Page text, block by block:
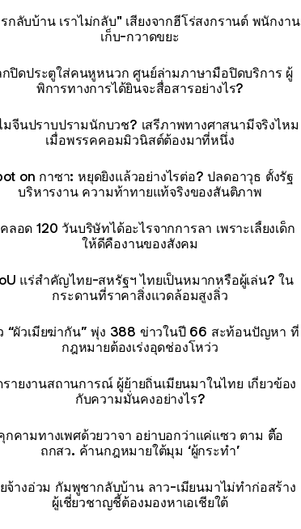
กลับบ้าน เราไม่กลับ" เสียงจากฮีโร่สงกรานต์ พนักงาน
เก็บ-กวาดขยะ
ปิดประตูใส่คนหูหนวก ศูนย์ล่ามภาษามือปิดบริการ ผู้
พิการทางการได้ยินจะสื่อสารอย่างไร?
มจีนปราบปรามนักบวช? เสรีภาพทางศาสนามีจริงไหม
เมื่อพรรคคอมมิวนิสต์ต้องมาที่หนึ่ง
ยิงแล้วอย่างไรต่อ? ปลดอาวุธ ตั้งรัฐ
บริหารงาน ความท้าทายแท้จริงของสันติภาพ
ลอด 120 วันบริษัทได้อะไรจากการลา เพราะเลี้ยงเด็ก
ให้ดีคืองานของสังคม
แร่สำคัญไทย-สหรัฐฯ ไทยเป็นหมากหรือผู้เล่น? ใน
กระดานที่ราคาสิ่งแวดล้อมสูงลิ่ว
“ผัวเมียฆ่ากัน” พุ่ง 388 ข่าวในปี 66 สะท้อนปัญหา ที่
กฎหมายต้องเร่งอุดช่องโหว่ว
รายงานสถานการณ์ ผู้ย้ายถิ่นเมียนมาในไทย เกี่ยวข้อง
กับความมั่นคงอย่างไร?
กคามทางเพศด้วยวาจา อย่าบอกว่าแค่แซว ตาม ตื๊อ
ถกสว. ค้านกฎหมายใต้มุม ‘ผู้กระทำ’
จ้างอ่วม กัมพูชากลับบ้าน ลาว-เมียนมาไม่ทำก่อสร้าง
ผู้เชี่ยวชาญชี้ต้องมองหาเอเชียใต้